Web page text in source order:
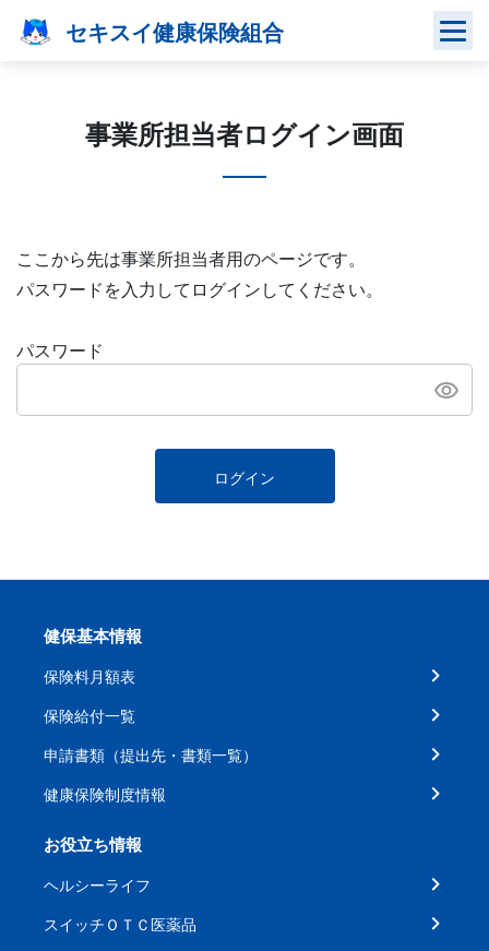
セキスイ健康保険組合
事業所担当者ログイン画面
ここから先は事業所担当者用のページです。
パスワードを入力してログインしてください。
パスワード
ログイン
健保基本情報
保険料月額表
保険給付一覧
申請書類（提出先・書類一覧）
健康保険制度情報
お役立ち情報
ヘルシーライフ
スイッチＯＴＣ医薬品